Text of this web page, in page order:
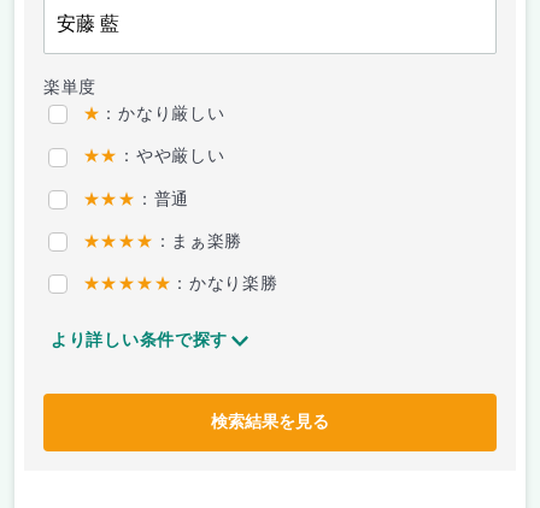
楽単度
★ ：かなり厳しい
★★ ：やや厳しい
★★★ ：普通
★★★★ ：まぁ楽勝
★★★★★ ：かなり楽勝
より詳しい条件で探す
検索結果を見る